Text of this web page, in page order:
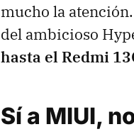
mucho la
del ambicioso
hasta el Redmi
Sí a MIUI,